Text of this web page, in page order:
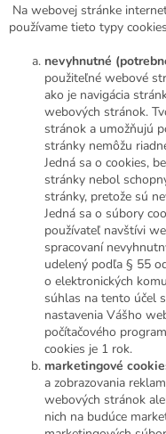
Na webovej stránke
používame tieto typy
nevyhnutné
použiteľné webové
ako je navigácia
webových stránok.
stránok a umožňujú
stránky nemôžu
Jedná sa o cookies,
stránky nebol
stránky, pretože sú
Jedná sa o súbory
používateľ navštívi
spracovaní
udelený podľa § 55
o elektronických
súhlas na tento účel
nastavenia Vášho
počítačového
cookies je 1 rok.
marketingové
a zobrazovania
webových stránok
nich na budúce